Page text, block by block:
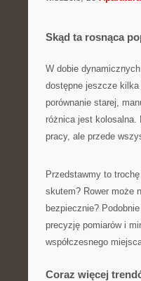
Skąd ta rosnąca
W dobie
dostępne jeszcze
porównanie starej,
różnica jest kolosalna.
pracy, ale przede
Przedstawmy to
skutem? Rower może
bezpiecznie?
precyzję pomiarów i
współczesnego
Coraz więcej